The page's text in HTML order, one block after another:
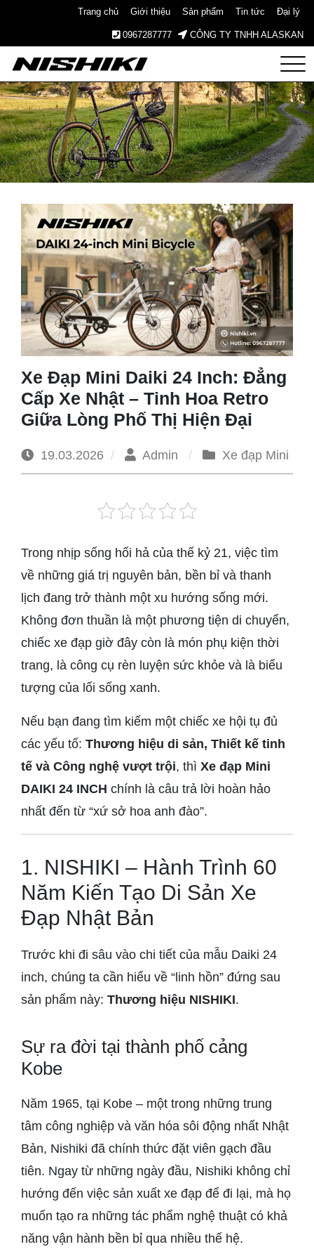
Trang chủ Giới thiệu Sản phẩm Tin tức Đại lý
0967287777 CÔNG TY TNHH ALASKAN
Nishiki
– Xe
Đạp
Nhật
Bản –
Since
1965
Xe Đạp Mini Daiki 24 Inch: Đẳng
Cấp Xe Nhật – Tinh Hoa Retro
Giữa Lòng Phố Thị Hiện Đại
19.03.2026 Admin Xe đạp Mini
Trong nhịp sống hối hả của thế kỷ 21, việc tìm
về những giá trị nguyên bản, bền bỉ và thanh
lịch đang trở thành một xu hướng sống mới.
Không đơn thuần là một phương tiện di chuyển,
chiếc xe đạp giờ đây còn là món phụ kiện thời
trang, là công cụ rèn luyện sức khỏe và là biểu
tượng của lối sống xanh.
Nếu bạn đang tìm kiếm một chiếc xe hội tụ đủ
các yếu tố: Thương hiệu di sản, Thiết kế tinh
tế và Công nghệ vượt trội, thì Xe đạp Mini
DAIKI 24 INCH chính là câu trả lời hoàn hảo
nhất đến từ “xứ sở hoa anh đào”.
1. NISHIKI – Hành Trình 60
Năm Kiến Tạo Di Sản Xe
Đạp Nhật Bản
Trước khi đi sâu vào chi tiết của mẫu Daiki 24
inch, chúng ta cần hiểu về “linh hồn” đứng sau
sản phẩm này: Thương hiệu NISHIKI.
Sự ra đời tại thành phố cảng
Kobe
Năm 1965, tại Kobe – một trong những trung
tâm công nghiệp và văn hóa sôi động nhất Nhật
Bản, Nishiki đã chính thức đặt viên gạch đầu
tiên. Ngay từ những ngày đầu, Nishiki không chỉ
hướng đến việc sản xuất xe đạp để đi lại, mà họ
muốn tạo ra những tác phẩm nghệ thuật có khả
năng vận hành bền bỉ qua nhiều thế hệ.